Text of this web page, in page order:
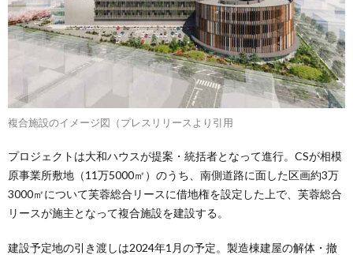
複合施設のイメージ図（プレスリリースより引用
プロジェクトは大和ハウスが提案・統括者となって進行。CSが相模
原事業所敷地（11万5000㎡）のうち、南側道路に面した区画約3万
3000㎡について芙蓉総合リースに借地権を設定した上で、芙蓉総合
リースが施主となって複合施設を建設する。
建設予定地の引き渡しは2024年1月の予定。製造棟建屋の解体・撤